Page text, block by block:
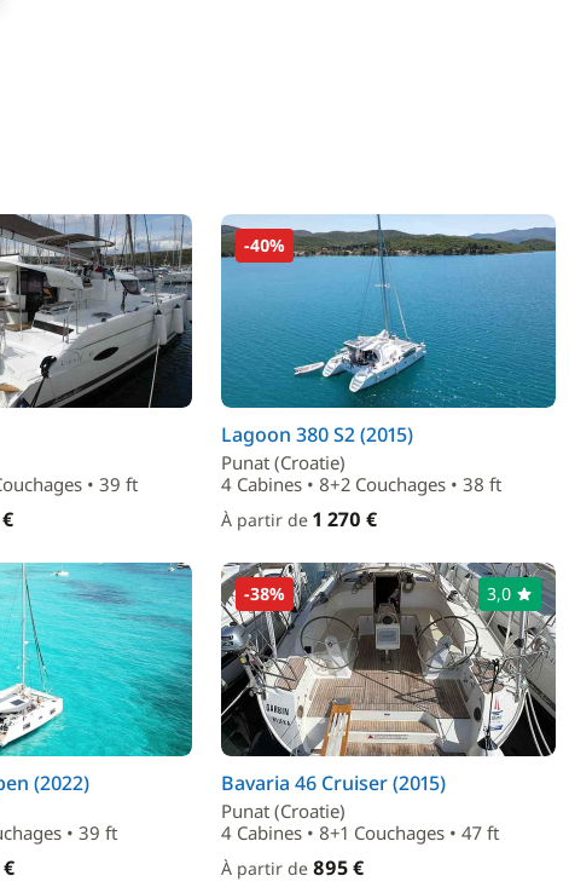
• 39 ft
-40%
Lagoon 380 S2 (2015)
Punat (Croatie)
4 Cabines • 8+2 Couchages • 38 ft
À partir de 1 270 €
(2022)
• 39 ft
-38% 3,0
Bavaria 46 Cruiser (2015)
Punat (Croatie)
4 Cabines • 8+1 Couchages • 47 ft
À partir de 895 €